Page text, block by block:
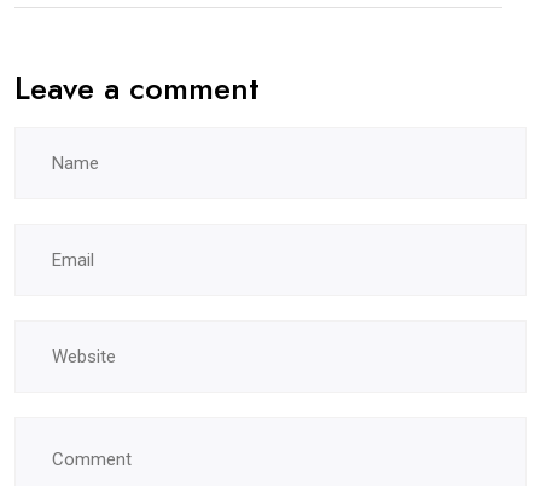
Leave a comment